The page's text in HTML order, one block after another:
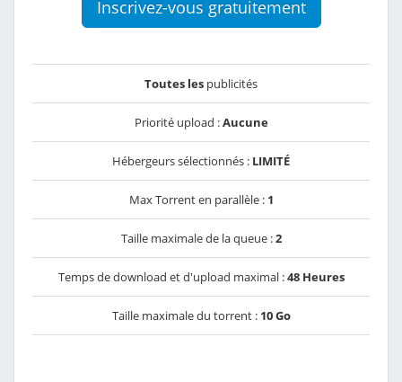
Inscrivez-vous gratuitement
Toutes les publicités
Priorité upload :Aucune
Hébergeurs sélectionnés : LIMITÉ
Max Torrent en parallèle : 1
Taille maximale de la queue :2
Temps de download et d'upload maximal :48 Heures
Taille maximale du torrent : 10 Go